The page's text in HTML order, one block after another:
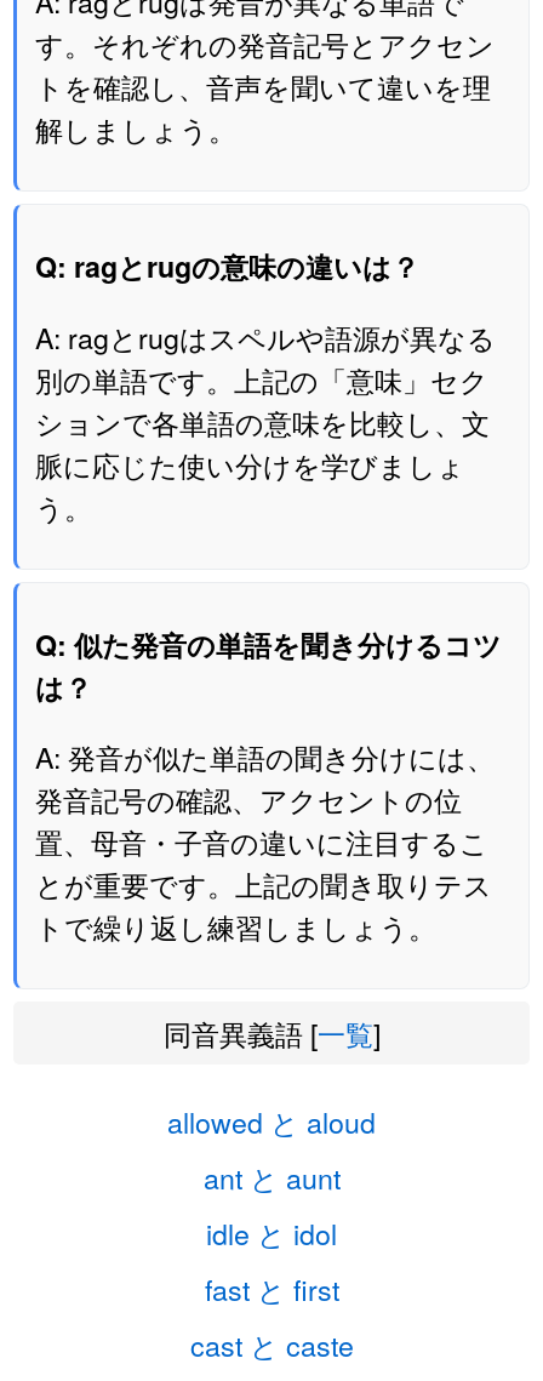
す。それぞれの発音記号とアクセン
トを確認し、音声を聞いて違いを理
解しましょう。
Q: ragとrugの意味の違いは？
A: ragとrugはスペルや語源が異なる
別の単語です。上記の「意味」セク
ションで各単語の意味を比較し、文
脈に応じた使い分けを学びましょ
う。
Q: 似た発音の単語を聞き分けるコツ
は？
A: 発音が似た単語の聞き分けには、
発音記号の確認、アクセントの位
置、母音・子音の違いに注目するこ
とが重要です。上記の聞き取りテス
トで繰り返し練習しましょう。
同音異義語 [一覧]
allowed と aloud
ant と aunt
idle と idol
fast と first
cast と caste